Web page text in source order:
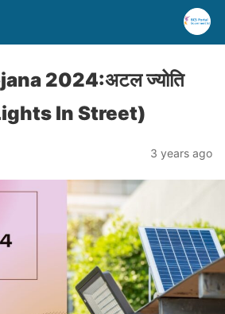
2024:अटल ज्योति
In Street)
3 years ago